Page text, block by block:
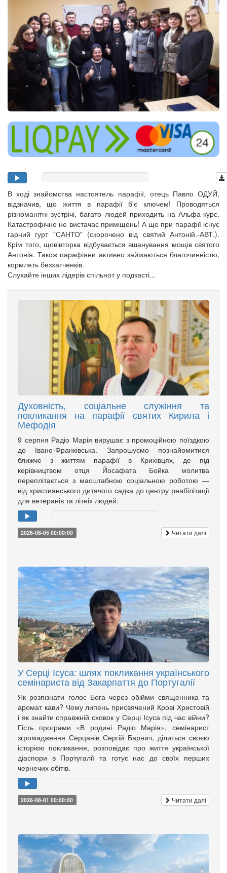
В ході знайомства настоятель парафії, отець Павло ОДУЙ,
відзначив, що життя в парафії б'є ключем! Проводяться
різноманітні зустрічі, багато людей приходить на Альфа-курс.
Катастрофічно не вистачає приміщень! А ще при парафії існує
гарний гурт "САНТО" (скорочено від святий Антоній.-АВТ.).
Крім того, щовівторка відбувається вшанування мощів святого
Антонія. Також парафіяни активно займаються благочинністю,
кормлять безхатченків.
Слухайте інших лідерів спільнот у подкасті...
Духовність, соціальне служіння та
покликання на парафії святих Кирила і
Мефодія
9 серпня Радіо Марія вирушає з промоційною поїздкою
до Івано-Франківська. Запрошуємо познайомитися
ближче з життям парафії в Крихівцях, де під
керівництвом отця Йосафата Бойка молитва
переплітається з масштабною соціальною роботою —
від християнського дитячого садка до центру реабілітації
для ветеранів та літніх людей.
2026-08-05 00:00:00 Читати далі
У Серці Ісуса: шлях покликання українського
семінариста від Закарпаття до Португалії
Як розпізнати голос Бога через обійми священника та
аромат кави? Чому липень присвячений Крові Христовій
і як знайти справжній сховок у Серці Ісуса під час війни?
Гість програми «В родині Радіо Марія», семінарист
згромадження Серцанів Сергій Барнич, ділиться своєю
історією покликання, розповідає про життя української
діаспори в Португалії та готує нас до своїх перших
чернечих обітів.
2026-08-01 00:00:00 Читати далі